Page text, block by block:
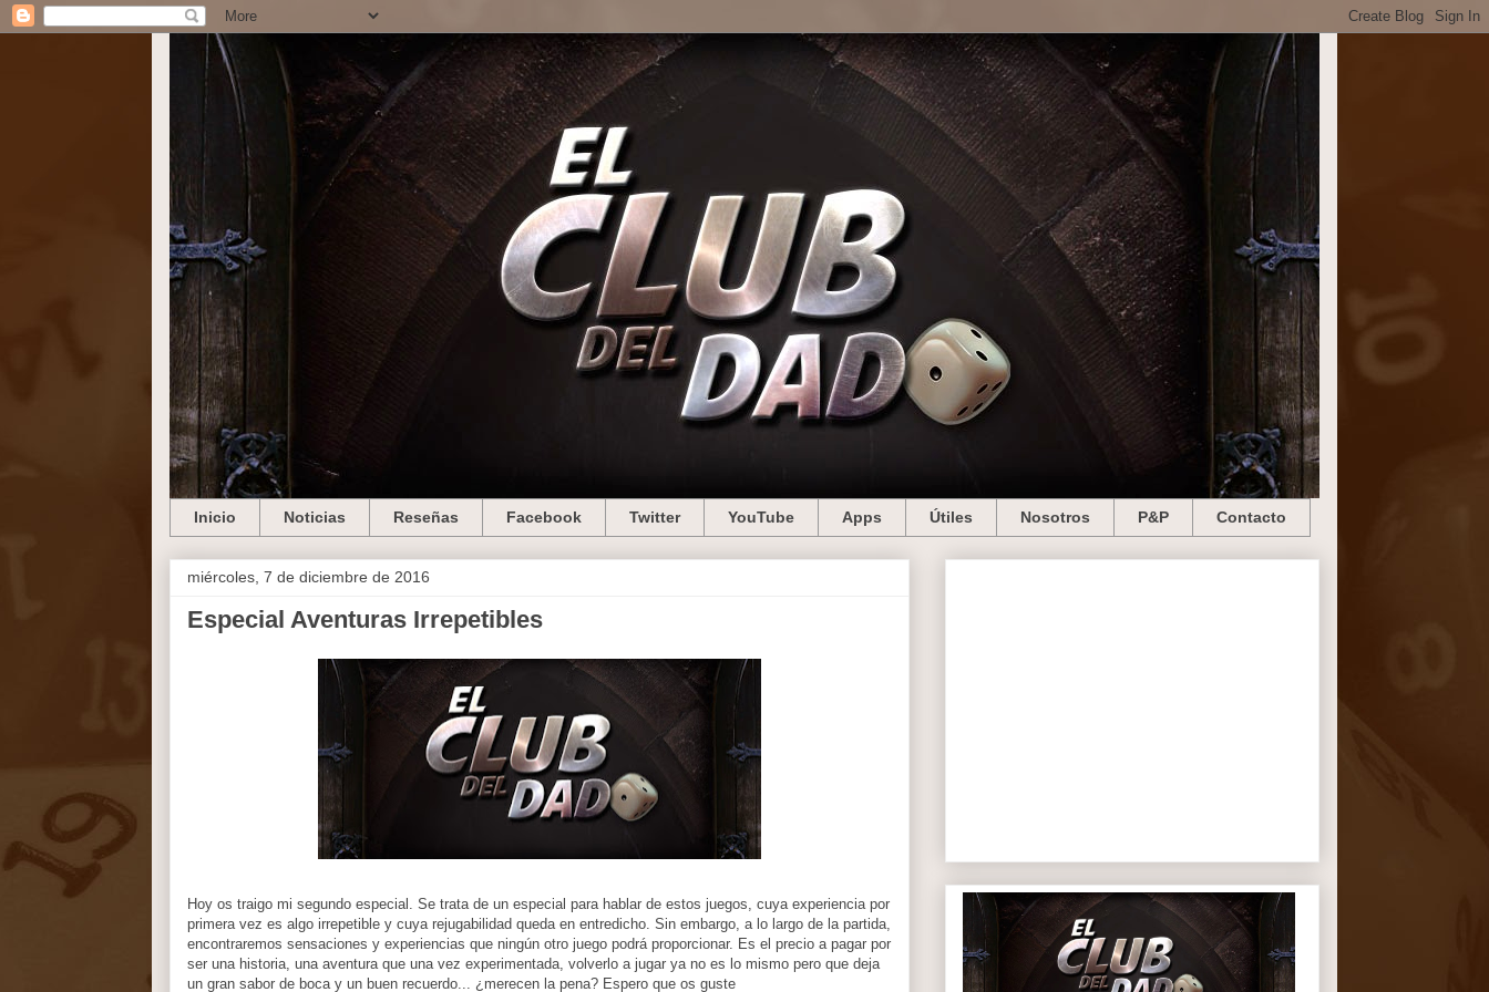
Inicio Noticias Reseñas Facebook Twitter YouTube Apps Útiles Nosotros P&P Contacto
miércoles, 7 de diciembre de 2016
Especial Aventuras Irrepetibles
Hoy os traigo mi segundo especial. Se trata de un especial para hablar de estos juegos, cuya experiencia por
primera vez es algo irrepetible y cuya rejugabilidad queda en entredicho. Sin embargo, a lo largo de la partida,
encontraremos sensaciones y experiencias que ningún otro juego podrá proporcionar. Es el precio a pagar por
ser una historia, una aventura que una vez experimentada, volverlo a jugar ya no es lo mismo pero que deja
un gran sabor de boca y un buen recuerdo... ¿merecen la pena? Espero que os guste